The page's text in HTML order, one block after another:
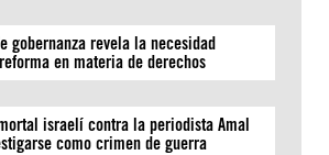
gobernanza revela la necesidad
en materia de derechos
israelí contra la periodista Amal
como crimen de guerra